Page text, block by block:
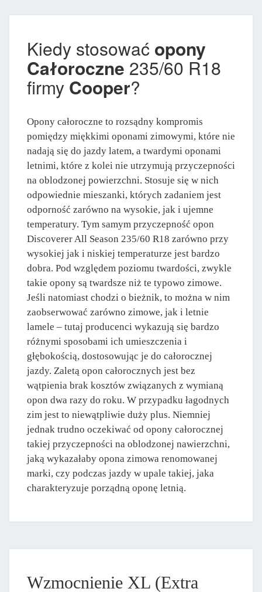
Kiedy stosować opony
Całoroczne 235/60 R18
firmy Cooper?
Opony całoroczne to rozsądny kompromis
pomiędzy miękkimi oponami zimowymi, które nie
nadają się do jazdy latem, a twardymi oponami
letnimi, które z kolei nie utrzymują przyczepności
na oblodzonej powierzchni. Stosuje się w nich
odpowiednie mieszanki, których zadaniem jest
odporność zarówno na wysokie, jak i ujemne
temperatury. Tym samym przyczepność opon
Discoverer All Season 235/60 R18 zarówno przy
wysokiej jak i niskiej temperaturze jest bardzo
dobra. Pod względem poziomu twardości, zwykle
takie opony są twardsze niż te typowo zimowe.
Jeśli natomiast chodzi o bieżnik, to można w nim
zaobserwować zarówno zimowe, jak i letnie
lamele – tutaj producenci wykazują się bardzo
różnymi sposobami ich umieszczenia i
głębokością, dostosowując je do całorocznej
jazdy. Zaletą opon całorocznych jest bez
wątpienia brak kosztów związanych z wymianą
opon dwa razy do roku. W przypadku łagodnych
zim jest to niewątpliwie duży plus. Niemniej
jednak trudno oczekiwać od opony całorocznej
takiej przyczepności na oblodzonej nawierzchni,
jaką wykazałaby opona zimowa renomowanej
marki, czy podczas jazdy w upale takiej, jaka
charakteryzuje porządną oponę letnią.
Wzmocnienie XL (Extra